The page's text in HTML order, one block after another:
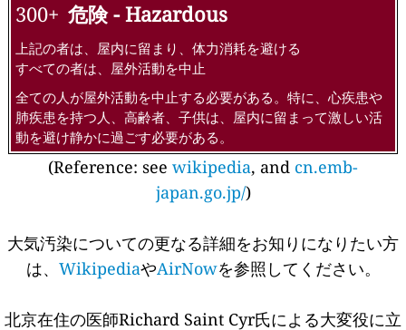
300+ 危険 - Hazardous
上記の者は、屋内に留まり、体力消耗を避ける
すべての者は、屋外活動を中止
全ての人が屋外活動を中止する必要がある。特に、心疾患や
肺疾患を持つ人、高齢者、子供は、屋内に留まって激しい活
動を避け静かに過ごす必要がある。
(Reference: see wikipedia, and cn.emb-
japan.go.jp/)
大気汚染についての更なる詳細をお知りになりたい方
は、 WikipediaやAirNowを参照してください。
北京在住の医師Richard Saint Cyr氏による大変役に立